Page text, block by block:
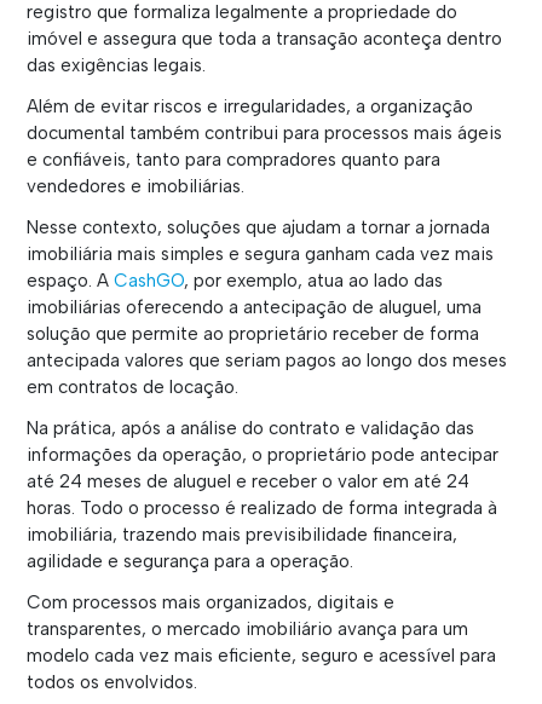
registro que formaliza legalmente a propriedade do
imóvel e assegura que toda a transação aconteça dentro
das exigências legais.
Além de evitar riscos e irregularidades, a organização
documental também contribui para processos mais ágeis
e confiáveis, tanto para compradores quanto para
vendedores e imobiliárias.
Nesse contexto, soluções que ajudam a tornar a jornada
imobiliária mais simples e segura ganham cada vez mais
espaço. A CashGO, por exemplo, atua ao lado das
imobiliárias oferecendo a antecipação de aluguel, uma
solução que permite ao proprietário receber de forma
antecipada valores que seriam pagos ao longo dos meses
em contratos de locação.
Na prática, após a análise do contrato e validação das
informações da operação, o proprietário pode antecipar
até 24 meses de aluguel e receber o valor em até 24
horas. Todo o processo é realizado de forma integrada à
imobiliária, trazendo mais previsibilidade financeira,
agilidade e segurança para a operação.
Com processos mais organizados, digitais e
transparentes, o mercado imobiliário avança para um
modelo cada vez mais eficiente, seguro e acessível para
todos os envolvidos.